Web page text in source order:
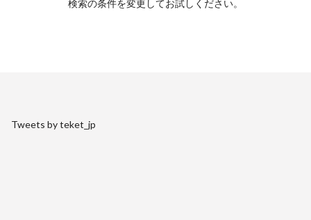
検索の条件を変更してお試しください。
Tweets by teket_jp